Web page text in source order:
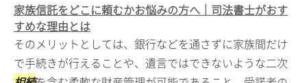
家族信託をどこに頼むかお悩みの方へ｜司法書士がおす
すめな理由とは
そのメリットとしては、銀行などを通さずに家族間だけ
で手続きが行えることや、遺言ではできないような二次